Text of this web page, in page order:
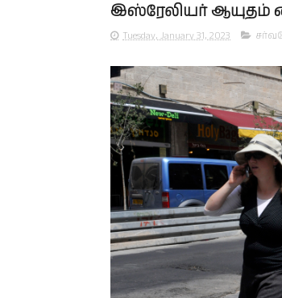
இஸ்ரேலியர் ஆயுதம்
Tuesday, January 31, 2023